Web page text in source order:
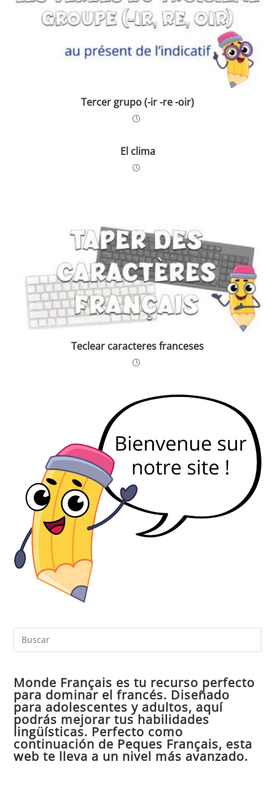
Tercer grupo (-ir -re -oir)
El clima
Teclear caracteres franceses
Monde Français es tu recurso perfecto
para dominar el francés. Diseñado
para adolescentes y adultos, aquí
podrás mejorar tus habilidades
lingüísticas. Perfecto como
continuación de Peques Français, esta
web te lleva a un nivel más avanzado.